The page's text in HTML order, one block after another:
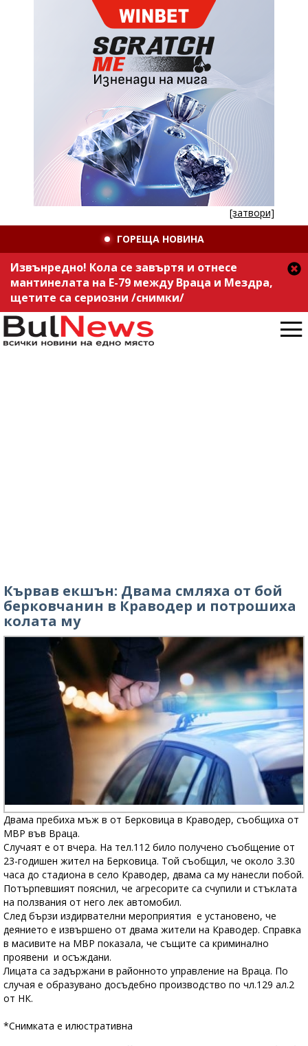
[затвори]
ГОРЕЩА НОВИНА
Извънредно! Кола се завъртя и отнесе
мантинелата на Е-79 между Враца и Мездра,
щетите са сериозни /снимки/
Кървав екшън: Двама смляха от бой
берковчанин в Краводер и потрошиха
колата му
Двама пребиха мъж в от Берковица в Краводер, съобщиха от
МВР във Враца.
Случаят е от вчера. На тел.112 било получено съобщение от
23-годишен жител на Берковица. Той съобщил, че около 3.30
часа до стадиона в село Краводер, двама са му нанесли побой.
Потърпевшият пояснил, че агресорите са счупили и стъклата
на ползвания от него лек автомобил.
След бързи издирвателни мероприятия е установено, че
деянието е извършено от двама жители на Краводер. Справка
в масивите на МВР показала, че същите са криминално
проявени и осъждани.
Лицата са задържани в районното управление на Враца. По
случая е образувано досъдебно производство по чл.129 ал.2
от НК.
*Снимката е илюстративна